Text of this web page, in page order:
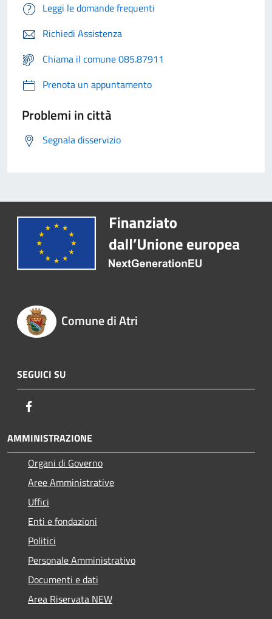
Leggi le domande frequenti
Richiedi Assistenza
Chiama il comune 085.87911
Prenota un appuntamento
Problemi in città
Segnala disservizio
Comune di Atri
SEGUICI SU
AMMINISTRAZIONE
Organi di Governo
Aree Amministrative
Uffici
Enti e fondazioni
Politici
Personale Amministrativo
Documenti e dati
Area Riservata NEW